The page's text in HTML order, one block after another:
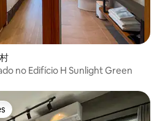
no Edifício H Sunlight Green